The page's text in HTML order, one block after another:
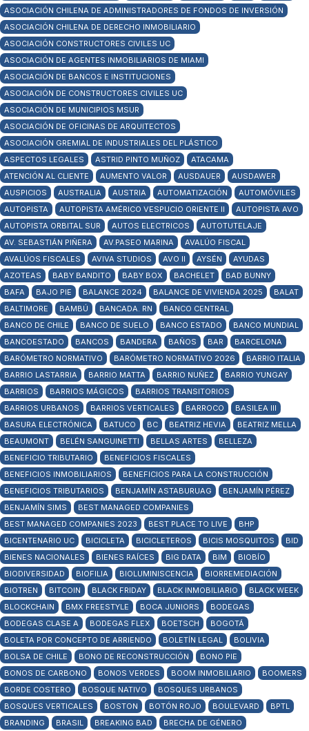
ASOCIACIÓN CHILENA DE ADMINISTRADORES DE FONDOS DE INVERSIÓN
ASOCIACIÓN CHILENA DE DERECHO INMOBILIARIO
ASOCIACIÓN CONSTRUCTORES CIVILES UC
ASOCIACIÓN DE AGENTES INMOBILIARIOS DE MIAMI
ASOCIACIÓN DE BANCOS E INSTITUCIONES
ASOCIACIÓN DE CONSTRUCTORES CIVILES UC
ASOCIACIÓN DE MUNICIPIOS MSUR
ASOCIACIÓN DE OFICINAS DE ARQUITECTOS
ASOCIACIÓN GREMIAL DE INDUSTRIALES DEL PLÁSTICO
ASPECTOS LEGALES
ASTRID PINTO MUÑOZ
ATACAMA
ATENCIÓN AL CLIENTE
AUMENTO VALOR AUSDAUER
AUSDAWER
AUSPICIOS
AUSTRALIA AUSTRIA AUTOMATIZACIÓN
AUTOMÓVILES
AUTOPISTA
AUTOPISTA AMÉRICO VESPUCIO ORIENTE II
AUTOPISTA AVO
AUTOPISTA ORBITAL SUR
AUTOS ELECTRICOS
AUTOTUTELAJE
AV. SEBASTIÁN PIÑERA
AV.PASEO MARINA
AVALÚO FISCAL
AVALÚOS FISCALES
AVIVA STUDIOS AVO II AYSÉN
AYUDAS
AZOTEAS
BABY BANDITO BABY BOX BACHELET
BAD BUNNY
BAFA
BAJO PIE BALANCE 2024 BALANCE DE VIVIENDA 2025
BALAT
BALTIMORE
BAMBÚ BANCADA. RN
BANCO CENTRAL
BANCO DE CHILE
BANCO DE SUELO BANCO ESTADO
BANCO MUNDIAL
BANCOESTADO
BANCOS BANDERA BAÑOS BAR
BARCELONA
BARÓMETRO NORMATIVO
BARÓMETRO NORMATIVO 2026
BARRIO ITALIA
BARRIO LASTARRIA
BARRIO MATTA BARRIO NUÑEZ
BARRIO YUNGAY
BARRIOS
BARRIOS MÁGICOS
BARRIOS TRANSITORIOS
BARRIOS URBANOS
BARRIOS VERTICALES BARROCO
BASILEA III
BASURA ELECTRÓNICA
BATUCO BC BEATRIZ HEVIA
BEATRIZ MELLA
BEAUMONT
BELÉN SANGUINETTI BELLAS ARTES
BELLEZA
BENEFICIO TRIBUTARIO
BENEFICIOS FISCALES
BENEFICIOS INMOBILIARIOS
BENEFICIOS PARA LA CONSTRUCCIÓN
BENEFICIOS TRIBUTARIOS
BENJAMÍN ASTABURUAG
BENJAMÍN PÉREZ
BENJAMÍN SIMS
BEST MANAGED COMPANIES
BEST MANAGED COMPANIES 2023
BEST PLACE TO LIVE
BHP
BICENTENARIO UC
BICICLETA BICICLETEROS BICIS MOSQUITOS
BID
BIENES NACIONALES
BIENES RAÍCES BIG DATA BIM
BIOBÍO
BIODIVERSIDAD
BIOFILIA BIOLUMINISCENCIA
BIORREMEDIACIÓN
BIOTREN
BITCOIN BLACK FRIDAY BLACK INMOBILIARIO
BLACK WEEK
BLOCKCHAIN
BMX FREESTYLE BOCA JUNIORS
BODEGAS
BODEGAS CLASE A
BODEGAS FLEX BOETSCH
BOGOTÁ
BOLETA POR CONCEPTO DE ARRIENDO
BOLETÍN LEGAL
BOLIVIA
BOLSA DE CHILE
BONO DE RECONSTRUCCIÓN
BONO PIE
BONOS DE CARBONO
BONOS VERDES BOOM INMOBILIARIO
BOOMERS
BORDE COSTERO
BOSQUE NATIVO
BOSQUES URBANOS
BOSQUES VERTICALES
BOSTON BOTÓN ROJO BOULEVARD
BPTL
BRANDING
BRASIL BREAKING BAD BRECHA DE GÉNERO